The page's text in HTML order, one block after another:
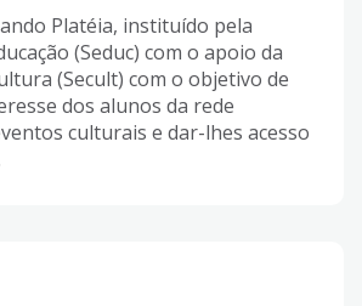
Platéia, instituído pela
(Seduc) com o apoio da
(Secult) com o objetivo de
dos alunos da rede
culturais e dar-lhes acesso